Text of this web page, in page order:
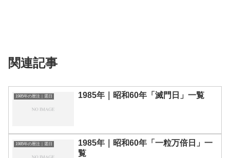
関連記事
1985年の暦注｜選日 1985年｜昭和60年「滅門日」一覧
1985年の暦注｜選日
1985年｜昭和60年「一粒万倍日」一
覧